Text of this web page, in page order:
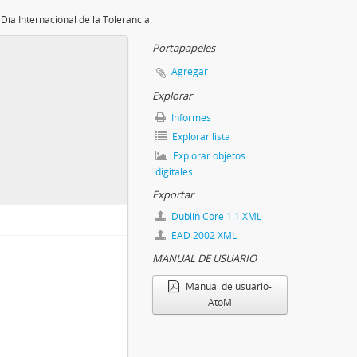
a vos...
Día Internacional de la Tolerancia
Portapapeles
Agregar
Explorar
Informes
Explorar lista
Explorar objetos
digitales
Exportar
Dublin Core 1.1 XML
EAD 2002 XML
MANUAL DE USUARIO
Manual de usuario-
AtoM